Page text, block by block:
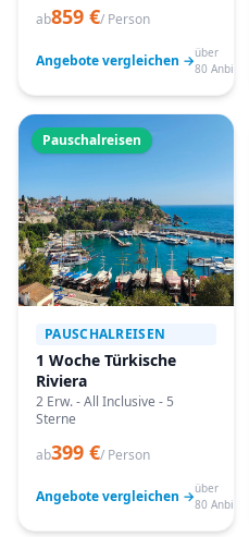
ab859 €/ Person
Angebote vergleichen →über
80 Anbieter
Pauschalreisen
PAUSCHALREISEN
1 Woche Türkische
Riviera
2 Erw. - All Inclusive - 5
Sterne
ab399 €/ Person
Angebote vergleichen →über
80 Anbieter